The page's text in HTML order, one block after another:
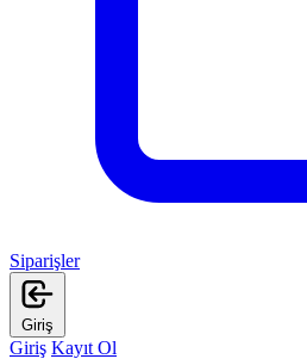
Siparişler
Giriş
Giriş Kayıt Ol